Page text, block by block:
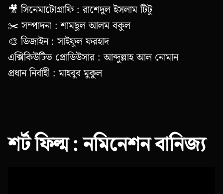
🎥 সিনেমাটোগ্রাফি : রাশেদুল ইসলাম টিটু
✂️ সম্পাদনা : শামছুল আলম বকুল
🎨 ডিজাইন : সাইফুল ফরহাদ
এক্সিকিউটিভ প্রোডিউসার : আব্দুল্লাহ আল নোমান
প্রধান নির্বাহী : মাহবুব মুকুল
শর্ট ফিল্ম : নমিনেশন বানিজ্য